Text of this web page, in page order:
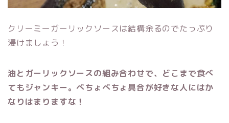
クリーミーガーリックソースは結構余るのでたっぷり
浸けましょう！
油とガーリックソースの組み合わせで、どこまで食べ
てもジャンキー。べちょべちょ具合が好きな人にはか
なりはまりますな！